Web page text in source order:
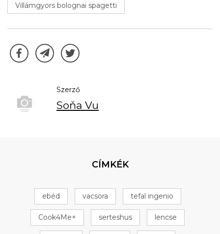
Villámgyors bolognai spagetti
Szerző
Soňa Vu
CÍMKÉK
ebéd vacsora tefal ingenio
Cook4Me+ serteshus lencse